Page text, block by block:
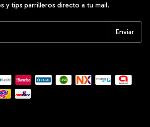
y tips parrilleros directo a tu mail.